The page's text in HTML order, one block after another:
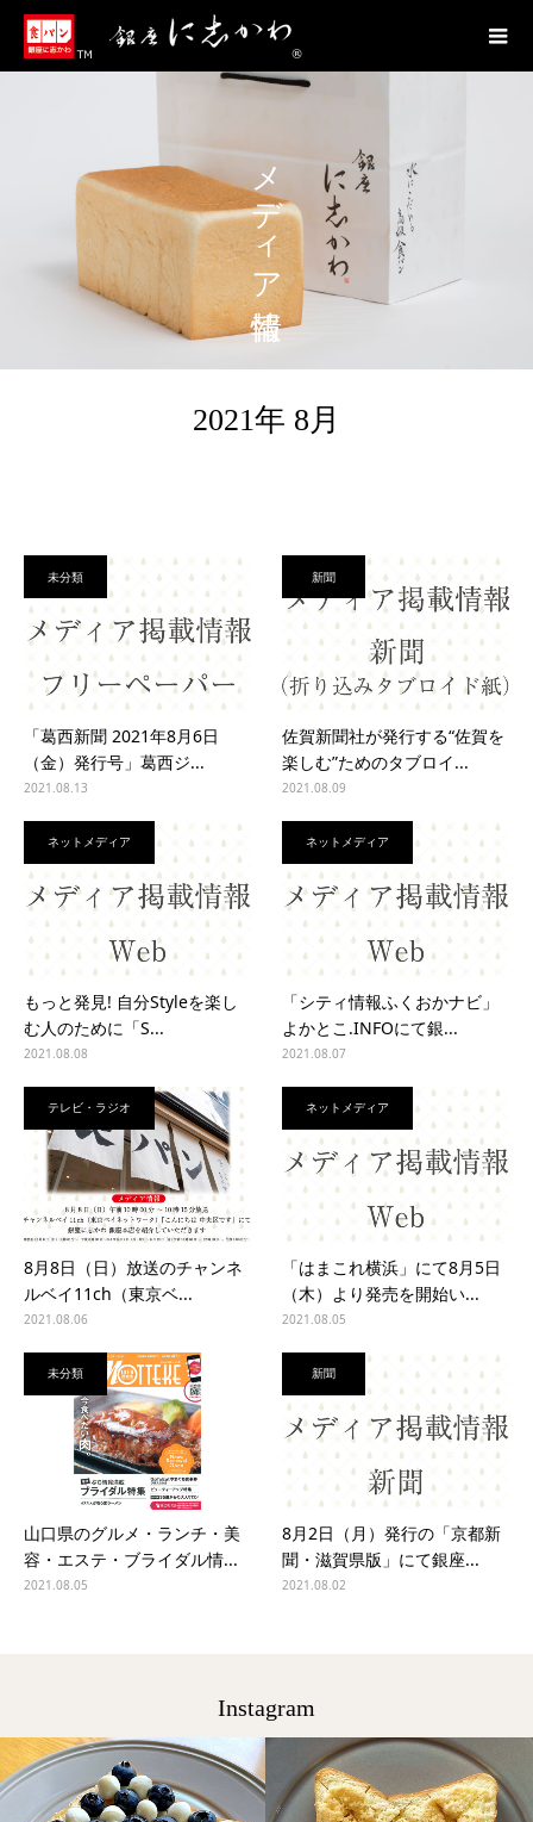
メディア情報
2021年 8月
未分類
「葛西新聞 2021年8月6日
（金）発行号」葛西ジ...
2021.08.13
新聞
佐賀新聞社が発行する“佐賀を
楽しむ”ためのタブロイ...
2021.08.09
ネットメディア
もっと発見! 自分Styleを楽し
む人のために「S...
2021.08.08
ネットメディア
「シティ情報ふくおかナビ」
よかとこ.INFOにて銀...
2021.08.07
テレビ・ラジオ
8月8日（日）放送のチャンネ
ルベイ11ch（東京ベ...
2021.08.06
ネットメディア
「はまこれ横浜」にて8月5日
（木）より発売を開始い...
2021.08.05
未分類
山口県のグルメ・ランチ・美
容・エステ・ブライダル情...
2021.08.05
新聞
8月2日（月）発行の「京都新
聞・滋賀県版」にて銀座...
2021.08.02
Instagram